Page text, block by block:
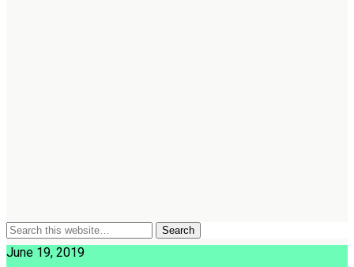
June 19, 2019